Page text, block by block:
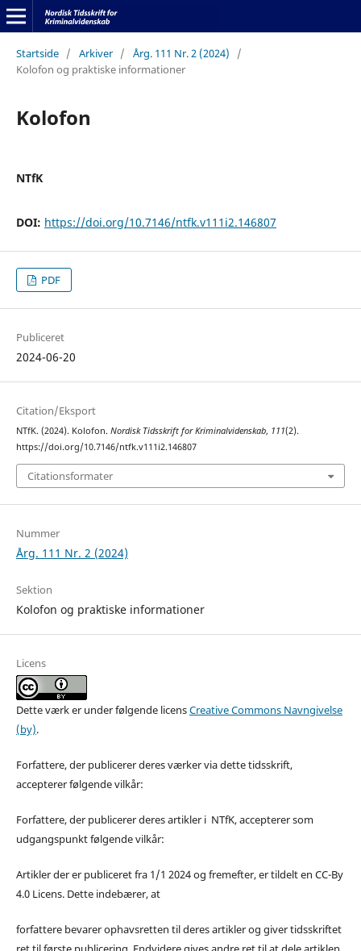
Startside / Arkiver / Årg. 111 Nr. 2 (2024)
/
Kolofon og praktiske informationer
Kolofon
NTfK
DOI: https://doi.org/10.7146/ntfk.v111i2.146807
PDF
Publiceret
2024-06-20
Citation/Eksport
NTfK. (2024). Kolofon. Nordisk Tidsskrift for Kriminalvidenskab, 111(2).
https://doi.org/10.7146/ntfk.v111i2.146807
Citationsformater
Nummer
Årg. 111 Nr. 2 (2024)
Sektion
Kolofon og praktiske informationer
Licens
Dette værk er under følgende licensCreative Commons Navngivelse
(by).
Forfattere, der publicerer deres værker via dette tidsskrift,
accepterer følgende vilkår:
Forfattere, der publicerer deres artikler i NTfK, accepterer som
udgangspunkt følgende vilkår:
Artikler der er publiceret fra 1/1 2024 og fremefter, er tildelt en CC-By
4.0 Licens. Dette indebærer, at
forfattere bevarer ophavsretten til deres artikler og giver tidsskriftet